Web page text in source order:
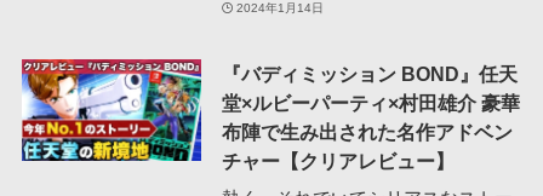
2024年1月14日
『バディミッション BOND』任天
堂×ルビーパーティ×村田雄介 豪華
布陣で生み出された名作アドベン
チャー【クリアレビュー】